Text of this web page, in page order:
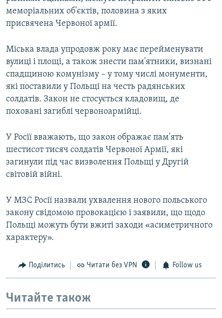
меморіальних об'єктів, половина з яких
присвячена Червоної армії.
Міська влада упродовж року має перейменувати
вулиці і площі, а також знести пам'ятники, визнані
спадщиною комунізму – у тому числі монументи,
які поставили у Польщі на честь радянських
солдатів. Закон не стосується кладовищ, де
поховані загиблі червоноармійці.
У Росії вважають, що закон ображає пам'ять
шестисот тисяч солдатів Червоної Армії, які
загинули під час визволення Польщі у Другій
світовій війні.
У МЗС Росії назвали ухвалення нового польського
закону свідомою провокацією і заявили, що щодо
Польщі можуть бути вжиті заходи «асиметричного
характеру».
Поділитись Читати без VPN Follow us
Читайте також